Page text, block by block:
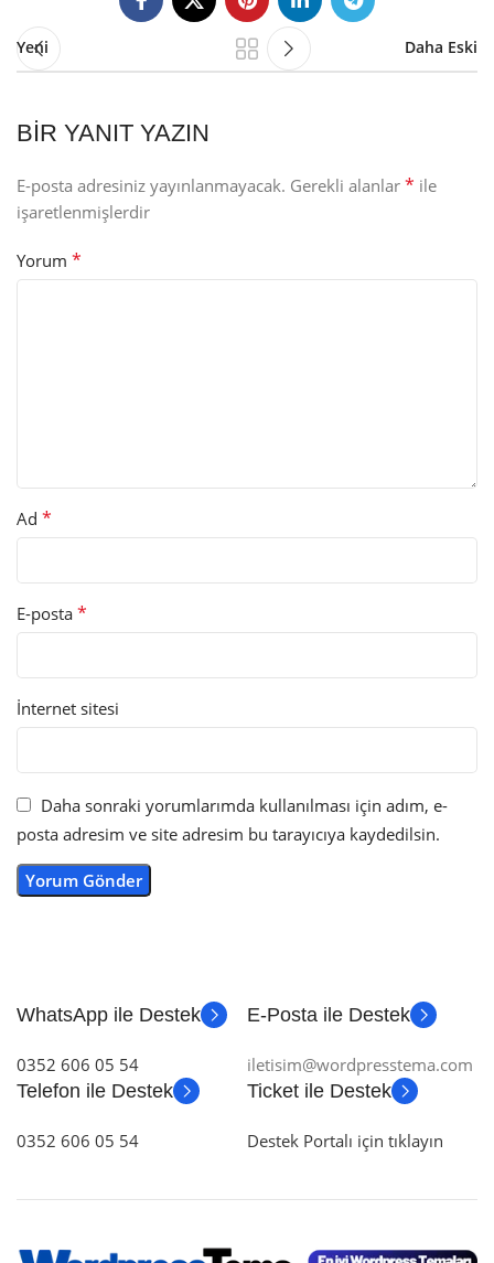
Yeni Daha Eski
BIR YANIT YAZIN
E-posta adresiniz yayınlanmayacak. Gerekli alanlar * ile
işaretlenmişlerdir
Yorum *
Ad *
E-posta *
İnternet sitesi
Daha sonraki yorumlarımda kullanılması için adım, e-
posta adresim ve site adresim bu tarayıcıya kaydedilsin.
WhatsApp ile Destek
0352 606 05 54
E-Posta ile Destek
iletisim@wordpresstema.com
Telefon ile Destek
0352 606 05 54
Ticket ile Destek
Destek Portalı için tıklayın